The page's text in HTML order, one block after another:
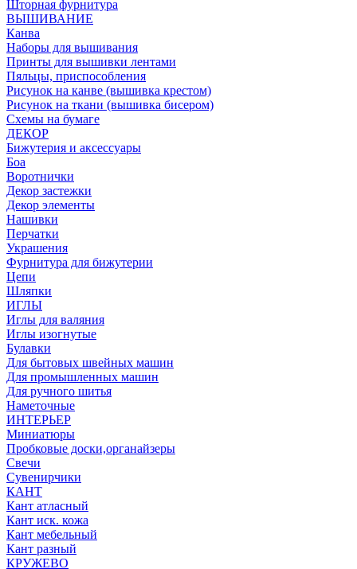
Шторная фурнитура
ВЫШИВАНИЕ
Канва
Наборы для вышивания
Принты для вышивки лентами
Пяльцы, приспособления
Рисунок на канве (вышивка крестом)
Рисунок на ткани (вышивка бисером)
Схемы на бумаге
ДЕКОР
Бижутерия и аксессуары
Боа
Воротнички
Декор застежки
Декор элементы
Нашивки
Перчатки
Украшения
Фурнитура для бижутерии
Цепи
Шляпки
ИГЛЫ
Иглы для валяния
Иглы изогнутые
Булавки
Для бытовых швейных машин
Для промышленных машин
Для ручного шитья
Наметочные
ИНТЕРЬЕР
Миниатюры
Пробковые доски,органайзеры
Свечи
Сувенирчики
КАНТ
Кант атласный
Кант иск. кожа
Кант мебельный
Кант разный
КРУЖЕВО